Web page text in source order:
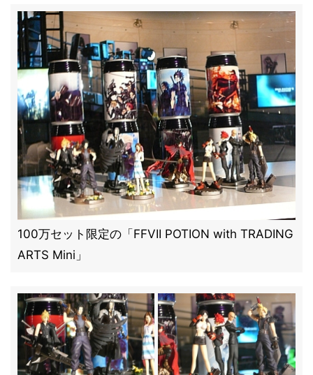
100万セット限定の「FFVII POTION with TRADING
ARTS Mini」